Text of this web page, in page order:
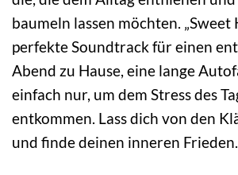
baumeln lassen möchten. „Sweet
perfekte Soundtrack für einen
Abend zu Hause, eine lange
einfach nur, um dem Stress des
entkommen. Lass dich von den
und finde deinen inneren Frieden.